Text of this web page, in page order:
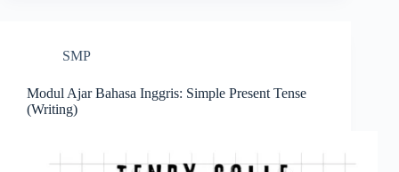
SMP
Modul Ajar Bahasa Inggris: Simple Present Tense
(Writing)